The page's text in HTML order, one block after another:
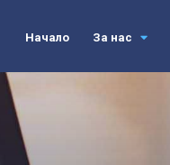
Начало За нас